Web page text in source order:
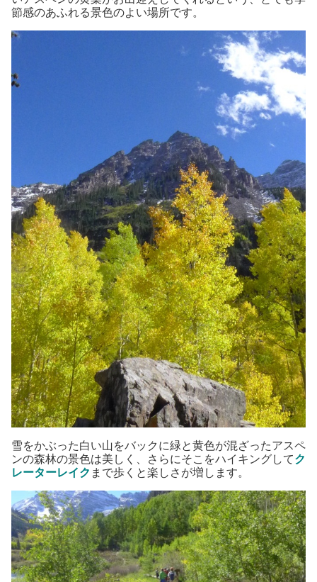
節感のあふれる景色のよい場所です。
雪をかぶった白い山をバックに緑と黄色が混ざったアスペ
ンの森林の景色は美しく、さらにそこをハイキングしてク
レーターレイク まで歩くと楽しさが増します。